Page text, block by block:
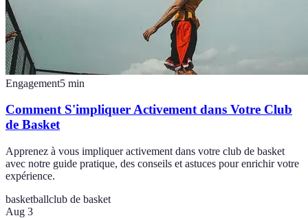
Engagement5 min
Comment S'impliquer Activement dans Votre Club
de Basket
Apprenez à vous impliquer activement dans votre club de basket
avec notre guide pratique, des conseils et astuces pour enrichir votre
expérience.
basketballclub de basket
Aug 3